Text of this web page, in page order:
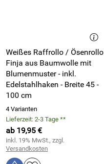
Weißes Raffrollo / Ösenrollo
Finja aus Baumwolle mit
Blumenmuster - inkl.
Edelstahlhaken - Breite 45 -
100 cm
4 Varianten
Lieferzeit: 2-3 Tage **
ab 19,95 €
inkl. 19% MwSt., zzgl.
Versandkosten